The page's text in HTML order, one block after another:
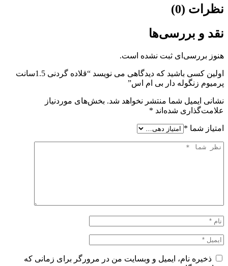
نظرات (0)
نقد و بررسی‌ها
هنوز بررسی‌ای ثبت نشده است.
اولین کسی باشید که دیدگاهی می نویسد “قلاده گردنی 1.5سانت
پرمیوم زنگوله دار بی ام اس”
نشانی ایمیل شما منتشر نخواهد شد. بخش‌های موردنیاز
علامت‌گذاری شده‌اند *
امتیاز شما *
ذخیره نام، ایمیل و وبسایت من در مرورگر برای زمانی که